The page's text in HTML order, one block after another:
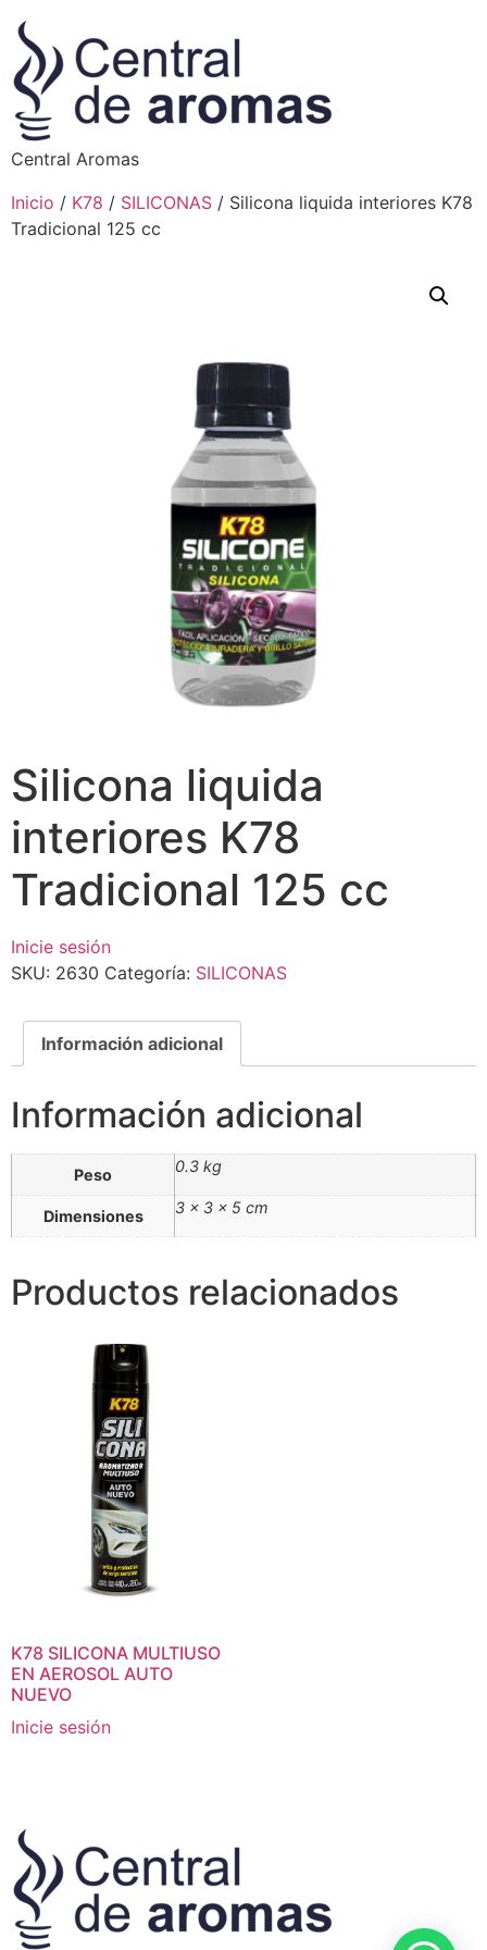
Central Aromas
Inicio / K78 / SILICONAS / Silicona liquida interiores K78
Tradicional 125 cc
Silicona liquida
interiores K78
Tradicional 125 cc
Inicie sesión
SKU: 2630 Categoría: SILICONAS
Información adicional
Información adicional
Peso 0.3 kg
Dimensiones 3 × 3 × 5 cm
Productos relacionados
K78 SILICONA MULTIUSO
EN AEROSOL AUTO
NUEVO
Inicie sesión